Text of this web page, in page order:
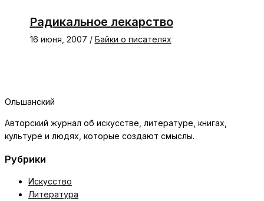
Радикальное лекарство
16 июня, 2007 / Байки о писателях
Ольшанский
Авторский журнал об искусстве, литературе, книгах,
культуре и людях, которые создают смыслы.
Рубрики
Искусство
Литература